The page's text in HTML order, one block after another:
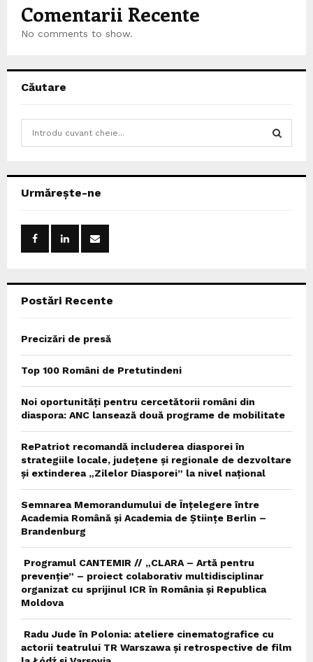
Comentarii Recente
No comments to show.
Căutare
h
Urmărește-ne
Postări Recente
Precizări de presă
Top 100 Români de Pretutindeni
Noi oportunități pentru cercetătorii români din
diaspora: ANC lansează două programe de mobilitate
RePatriot recomandă includerea diasporei în
strategiile locale, județene și regionale de dezvoltare
și extinderea „Zilelor Diasporei” la nivel național
Semnarea Memorandumului de Înțelegere între
Academia Română și Academia de Științe Berlin –
Brandenburg
Programul CANTEMIR // „CLARA – Artă pentru
prevenție” – proiect colaborativ multidisciplinar
organizat cu sprijinul ICR în România și Republica
Moldova
Radu Jude în Polonia: ateliere cinematografice cu
actorii teatrului TR Warszawa și retrospective de film